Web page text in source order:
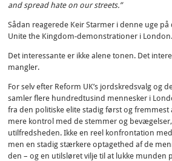
and spread hate on our streets.”
Sådan reagerede Keir Starmer i denne uge på
Unite the Kingdom-demonstrationer i London.
Det interessante er ikke alene tonen. Det
mangler.
For selv efter Reform UK’s jordskredsvalg og
samler flere hundredtusind mennesker i
fra den politiske elite stadig først og
mere kontrol med de stemmer og
utilfredsheden. Ikke en reel konfrontation
men en stadig stærkere optagethed af de
den – og en utilsløret vilje til at lukke munden